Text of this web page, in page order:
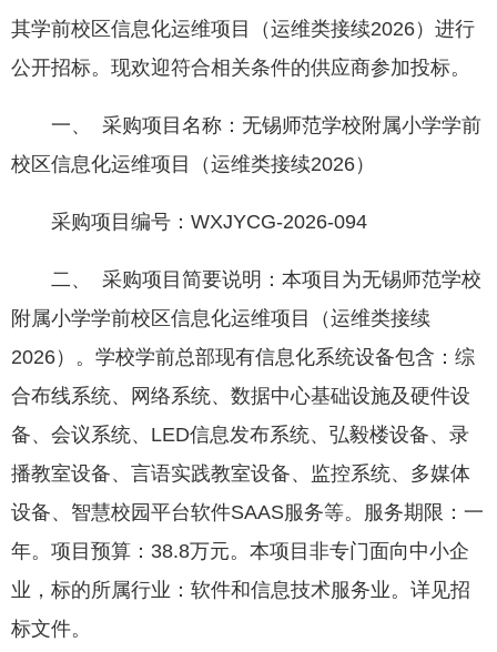
其学前校区信息化运维项目（运维类接续2026）进行
公开招标。现欢迎符合相关条件的供应商参加投标。
一、 采购项目名称：无锡师范学校附属小学学前
校区信息化运维项目（运维类接续2026）
采购项目编号：WXJYCG-2026-094
二、 采购项目简要说明：本项目为无锡师范学校
附属小学学前校区信息化运维项目（运维类接续
2026）。学校学前总部现有信息化系统设备包含：综
合布线系统、网络系统、数据中心基础设施及硬件设
备、会议系统、LED信息发布系统、弘毅楼设备、录
播教室设备、言语实践教室设备、监控系统、多媒体
设备、智慧校园平台软件SAAS服务等。服务期限：一
年。项目预算：38.8万元。本项目非专门面向中小企
业，标的所属行业：软件和信息技术服务业。详见招
标文件。